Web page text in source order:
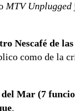
MTV Unplugged
Nescafé de
como de la
Mar (7
.